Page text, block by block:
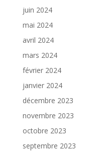
juin 2024
mai 2024
avril 2024
mars 2024
février 2024
janvier 2024
décembre 2023
novembre 2023
octobre 2023
septembre 2023